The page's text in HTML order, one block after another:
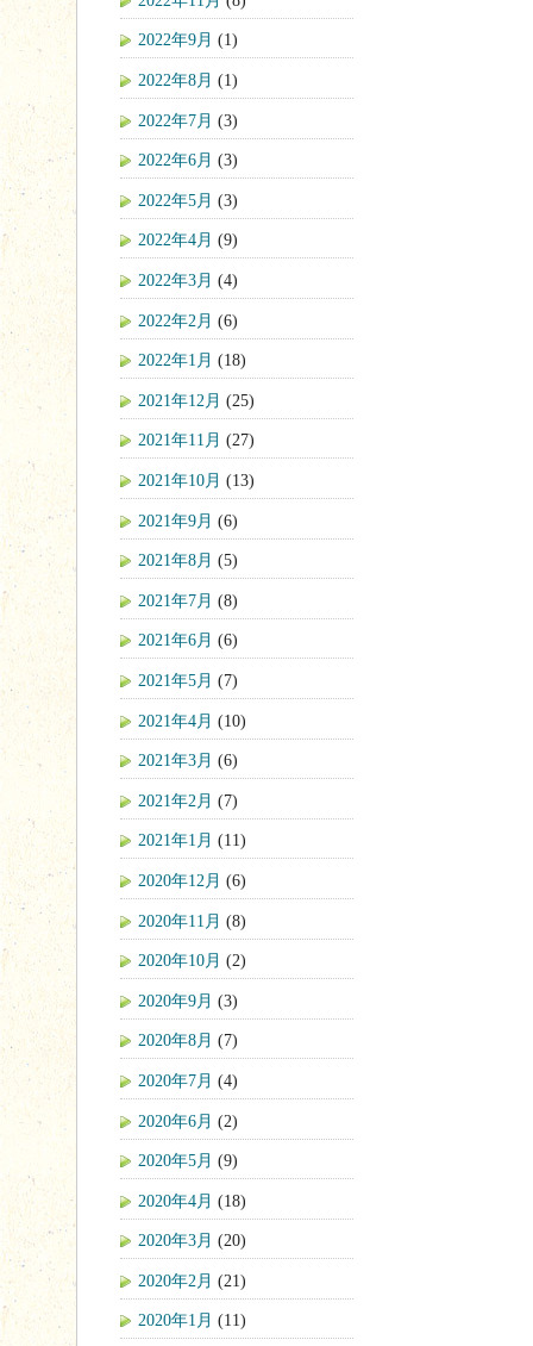
2022年9月 (1)
2022年8月 (1)
2022年7月 (3)
2022年6月 (3)
2022年5月 (3)
2022年4月 (9)
2022年3月 (4)
2022年2月 (6)
2022年1月 (18)
2021年12月 (25)
2021年11月 (27)
2021年10月 (13)
2021年9月 (6)
2021年8月 (5)
2021年7月 (8)
2021年6月 (6)
2021年5月 (7)
2021年4月 (10)
2021年3月 (6)
2021年2月 (7)
2021年1月 (11)
2020年12月 (6)
2020年11月 (8)
2020年10月 (2)
2020年9月 (3)
2020年8月 (7)
2020年7月 (4)
2020年6月 (2)
2020年5月 (9)
2020年4月 (18)
2020年3月 (20)
2020年2月 (21)
2020年1月 (11)